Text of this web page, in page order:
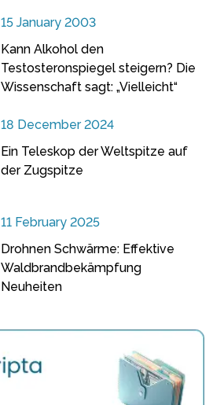
15 January 2003
Kann Alkohol den
Testosteronspiegel steigern? Die
Wissenschaft sagt: „Vielleicht“
18 December 2024
Ein Teleskop der Weltspitze auf
der Zugspitze
11 February 2025
Drohnen Schwärme: Effektive
Waldbrandbekämpfung
Neuheiten